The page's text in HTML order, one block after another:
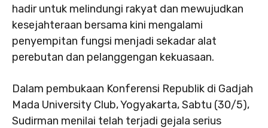
hadir untuk melindungi rakyat dan mewujudkan
kesejahteraan bersama kini mengalami
penyempitan fungsi menjadi sekadar alat
perebutan dan pelanggengan kekuasaan.
Dalam pembukaan Konferensi Republik di Gadjah
Mada University Club, Yogyakarta, Sabtu (30/5),
Sudirman menilai telah terjadi gejala serius